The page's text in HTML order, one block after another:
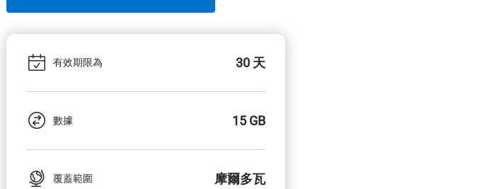
有效期限為 30 天
數據 15 GB
覆蓋範圍 摩爾多瓦